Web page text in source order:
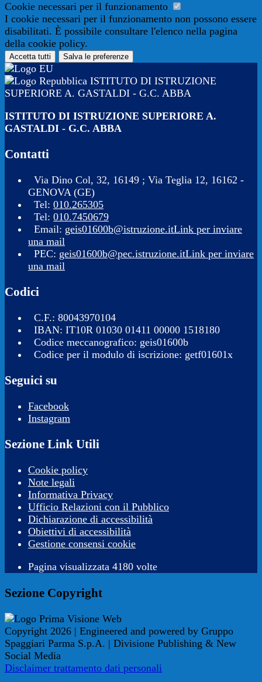
Cookie necessari per il funzionamento
I cookie necessari per il funzionamento non possono essere
disabilitati. È possibile consultare l'elenco nella pagina
della cookie policy.
Accetta tutti Salva le preferenze
ISTITUTO DI ISTRUZIONE
SUPERIORE A. GASTALDI - G.C. ABBA
ISTITUTO DI ISTRUZIONE SUPERIORE A.
GASTALDI - G.C. ABBA
Contatti
Via Dino Col, 32, 16149 ; Via Teglia 12, 16162 -
GENOVA (GE)
Tel: 010.265305
Tel: 010.7450679
Email: geis01600b@istruzione.itLink per inviare
una mail
PEC: geis01600b@pec.istruzione.itLink per inviare
una mail
Codici
C.F.: 80043970104
IBAN: IT10R 01030 01411 00000 1518180
Codice meccanografico: geis01600b
Codice per il modulo di iscrizione: getf01601x
Seguici su
Facebook
Instagram
Sezione Link Utili
Cookie policy
Note legali
Informativa Privacy
Ufficio Relazioni con il Pubblico
Dichiarazione di accessibilità
Obiettivi di accessibilità
Gestione consensi cookie
Pagina visualizzata 4180 volte
Sezione Copyright
Copyright 2026 | Engineered and powered by Gruppo
Spaggiari Parma S.p.A. | Divisione Publishing & New
Social Media
Disclaimer trattamento dati personali